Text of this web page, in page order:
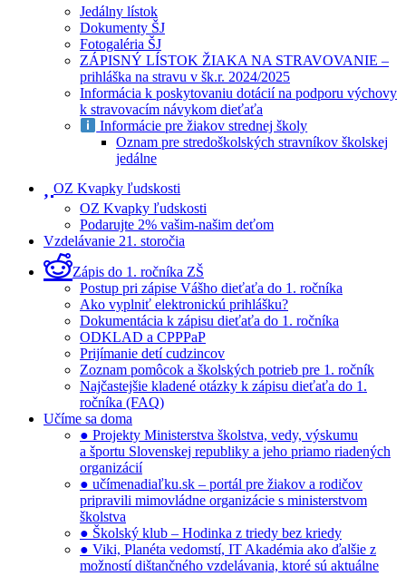
Jedálny lístok
Dokumenty ŠJ
Fotogaléria ŠJ
ZÁPISNÝ LÍSTOK ŽIAKA NA STRAVOVANIE –
prihláška na stravu v šk.r. 2024/2025
Informácia k poskytovaniu dotácií na podporu výchovy
k stravovacím návykom dieťaťa
Informácie pre žiakov strednej školy
Oznam pre stredoškolských stravníkov školskej
jedálne
OZ Kvapky ľudskosti
OZ Kvapky ľudskosti
Podarujte 2% vašim-našim deťom
Vzdelávanie 21. storočia
Zápis do 1. ročníka ZŠ
Postup pri zápise Vášho dieťaťa do 1. ročníka
Ako vyplniť elektronickú prihlášku?
Dokumentácia k zápisu dieťaťa do 1. ročníka
ODKLAD a CPPPaP
Prijímanie detí cudzincov
Zoznam pomôcok a školských potrieb pre 1. ročník
Najčastejšie kladené otázky k zápisu dieťaťa do 1.
ročníka (FAQ)
Učíme sa doma
● Projekty Ministerstva školstva, vedy, výskumu
a športu Slovenskej republiky a jeho priamo riadených
organizácií
● učímenadiaľku.sk – portál pre žiakov a rodičov
pripravili mimovládne organizácie s ministerstvom
školstva
● Školský klub – Hodinka z triedy bez kriedy
● Viki, Planéta vedomstí, IT Akadémia ako ďalšie z
možností dištančného vzdelávania, ktoré sú aktuálne